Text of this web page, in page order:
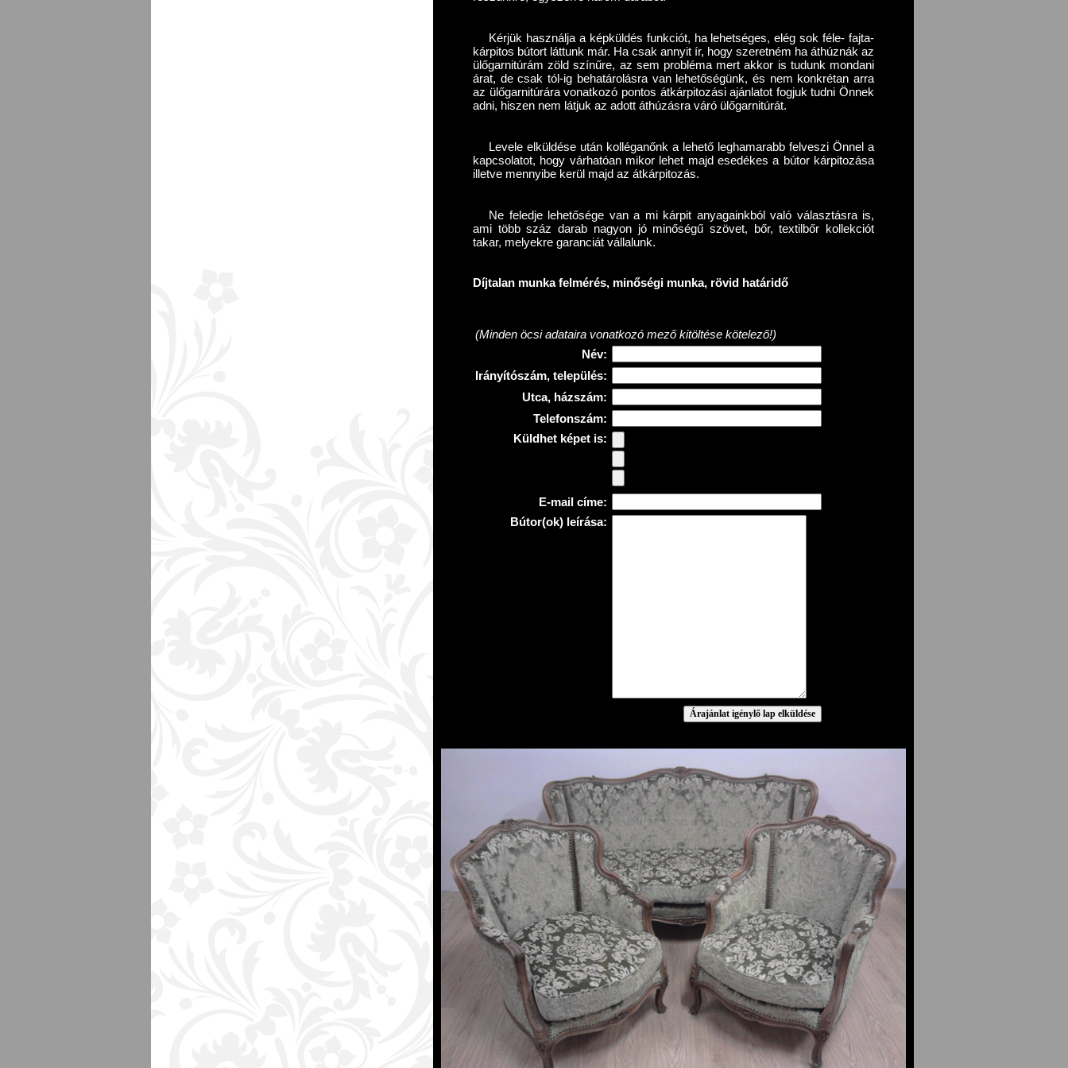
Kérjük használja a képküldés funkciót, ha lehetséges, elég sok féle- fajta-
kárpitos bútort láttunk már. Ha csak annyit ír, hogy szeretném ha áthúznák az
ülőgarnitúrám zöld színűre, az sem probléma mert akkor is tudunk mondani
árat, de csak tól-ig behatárolásra van lehetőségünk, és nem konkrétan arra
az ülőgarnitúrára vonatkozó pontos átkárpitozási ajánlatot fogjuk tudni Önnek
adni, hiszen nem látjuk az adott áthúzásra váró ülőgarnitúrát.
Levele elküldése után kolléganőnk a lehető leghamarabb felveszi Önnel a
kapcsolatot, hogy várhatóan mikor lehet majd esedékes a bútor kárpitozása
illetve mennyibe kerül majd az átkárpitozás.
Ne feledje lehetősége van a mi kárpit anyagainkból való választásra is,
ami több száz darab nagyon jó minőségű szövet, bőr, textilbőr kollekciót
takar, melyekre garanciát vállalunk.
Díjtalan munka felmérés, minőségi munka, rövid határidő
(Minden öcsi adataira vonatkozó mező kitöltése kötelező!)
Név:
Irányítószám, település:
Utca, házszám:
Telefonszám:
Küldhet képet is:
E-mail címe:
Bútor(ok) leírása: